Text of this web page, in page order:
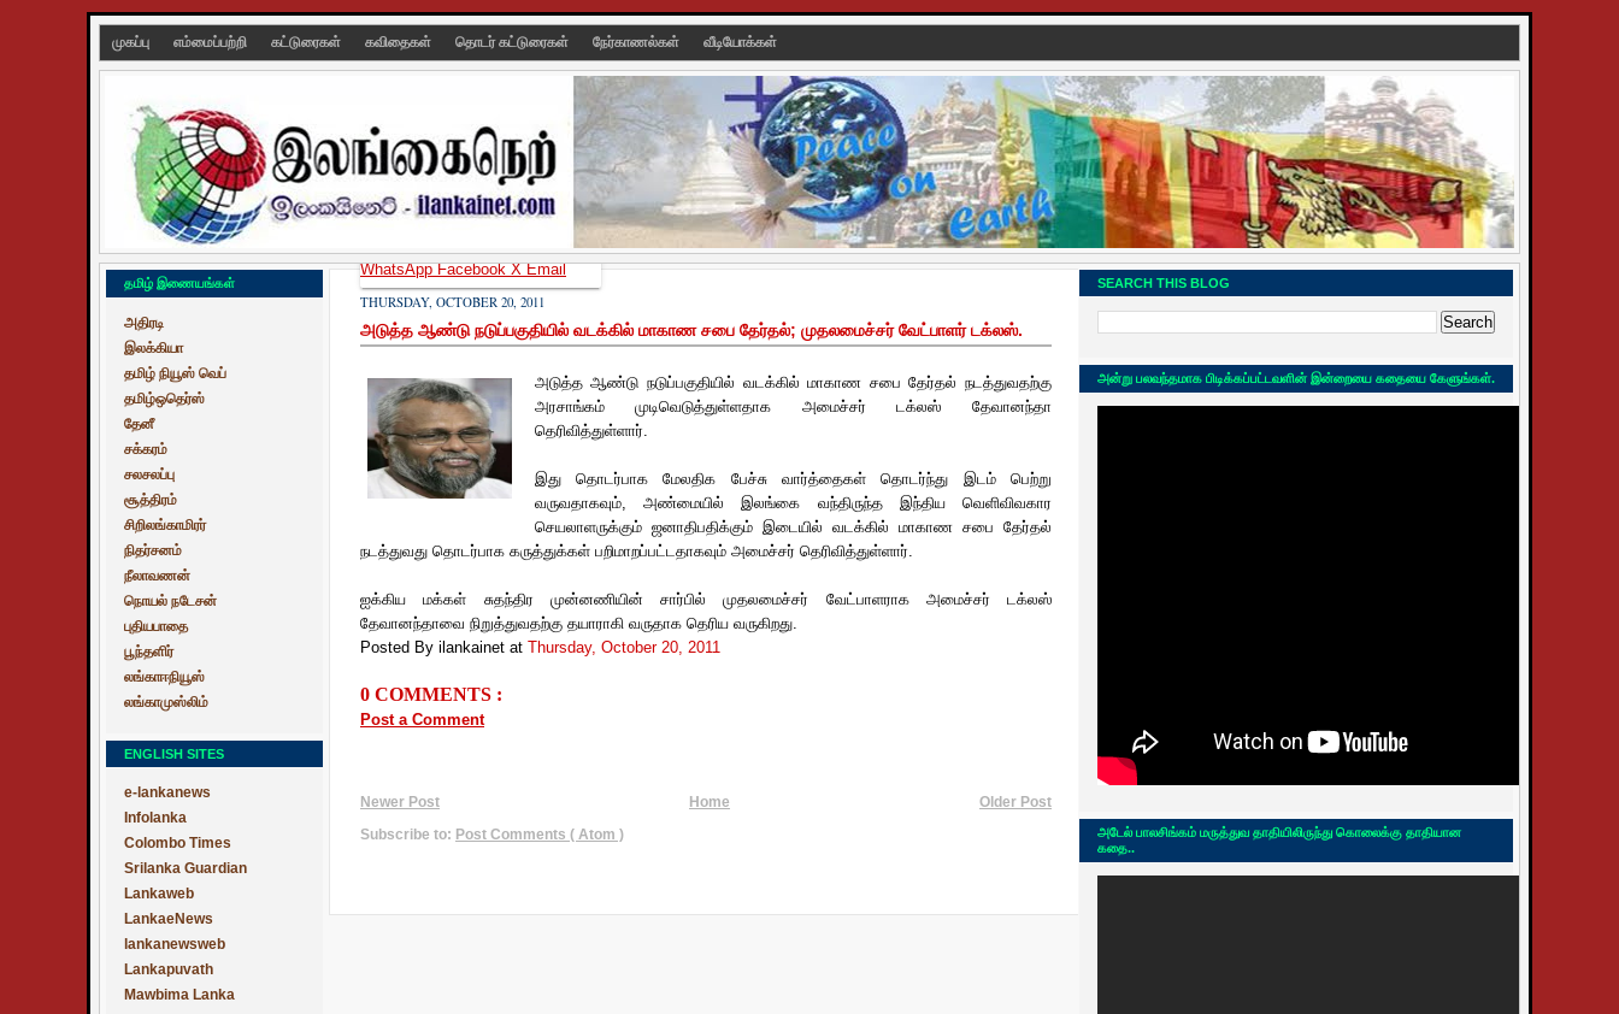
முகப்பு எம்மைப்பற்றி கட்டுரைகள் கவிதைகள் தொடர் கட்டுரைகள் நேர்காணல்கள் வீடியோக்கள்
தமிழ் இணையங்கள்
அதிரடி
இலக்கியா
தமிழ் நியூஸ் வெப்
தமிழ்ஒதெர்ஸ்
தேனீ
சக்கரம்
சலசலப்பு
சூத்திரம்
சிறிலங்காமிரர்
நிதர்சனம்
நீலாவணன்
நொயல் நடேசன்
புதியபாதை
பூந்தளிர்
லங்காஈநியூஸ்
லங்காமுஸ்லிம்
ENGLISH SITES
e-lankanews
Infolanka
Colombo Times
Srilanka Guardian
Lankaweb
LankaeNews
lankanewsweb
Lankapuvath
Mawbima Lanka
THURSDAY, OCTOBER 20, 2011
அடுத்த ஆண்டு நடுப்பகுதியில் வடக்கில் மாகாண சபை தேர்தல்; முதலமைச்சர் வேட்பாளர் டக்லஸ்.
அடுத்த ஆண்டு நடுப்பகுதியில் வடக்கில் மாகாண சபை தேர்தல் நடத்துவதற்கு
அரசாங்கம் முடிவெடுத்துள்ளதாக அமைச்சர் டக்லஸ் தேவானந்தா
தெரிவித்துள்ளார்.
இது தொடர்பாக மேலதிக பேச்சு வார்த்தைகள் தொடர்ந்து இடம் பெற்று
வருவதாகவும், அண்மையில் இலங்கை வந்திருந்த இந்திய வெளிவிவகார
செயலாளருக்கும் ஜனாதிபதிக்கும் இடையில் வடக்கில் மாகாண சபை தேர்தல்
நடத்துவது தொடர்பாக கருத்துக்கள் பறிமாறப்பட்டதாகவும் அமைச்சர் தெரிவித்துள்ளார்.
ஐக்கிய மக்கள் சுதந்திர முன்னணியின் சார்பில் முதலமைச்சர் வேட்பாளராக அமைச்சர் டக்லஸ்
தேவானந்தாவை நிறுத்துவதற்கு தயாராகி வருதாக தெரிய வருகிறது.
Posted By ilankainet at Thursday, October 20, 2011
0 COMMENTS :
Post a Comment
Newer Post Older Post
Home
Subscribe to: Post Comments ( Atom )
WhatsAppFacebookXEmail
SEARCH THIS BLOG
அன்று பலவந்தமாக பிடிக்கப்பட்டவளின் இன்றையை கதையை கேளுங்கள்.
அடேல் பாலசிங்கம் மருத்துவ தாதியிலிருந்து கொலைக்கு தாதியான
கதை..